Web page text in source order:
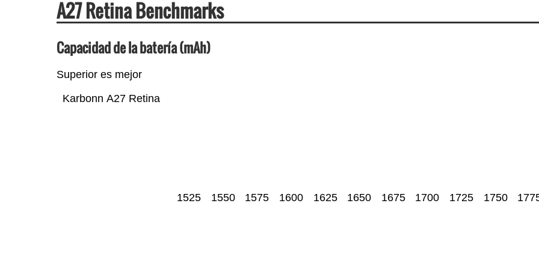
A27 Retina Benchmarks
Capacidad de la batería (mAh)
Superior es mejor
Karbonn A27 Retina
1525 1550 1575 1600 1625 1650 1675 1700 1725 1750